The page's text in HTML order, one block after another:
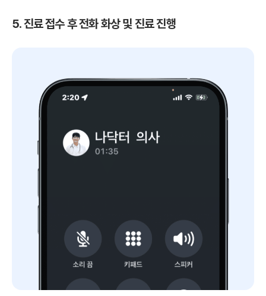
5. 진료 접수 후 전화 화상 및 진료 진행